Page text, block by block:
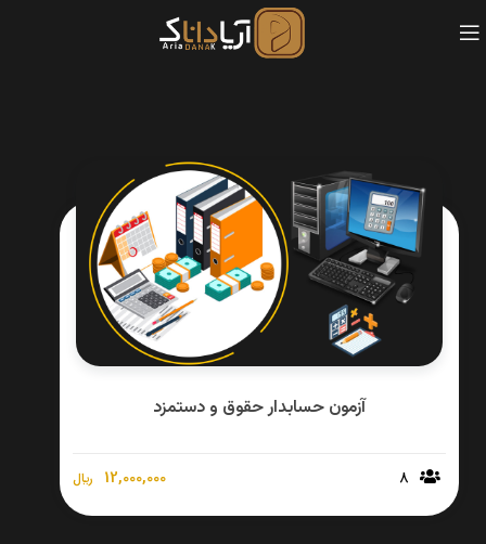
آزمون حسابدار حقوق و دستمزد
8
12,000,000 ﷼